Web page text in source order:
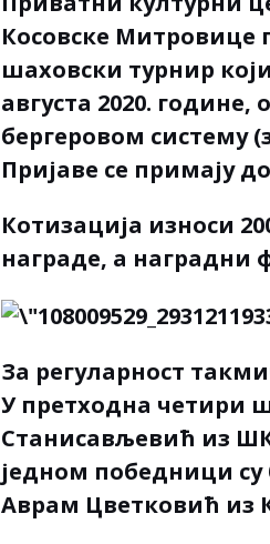
Косовске Митровице
шаховски турнир
августа 2020.
бергеровом систему
Пријаве се примају
Котизација износи
награде, а наградни
За регуларност
У претходна четири
Станисављевић из ШК
једном победници
Аврам Цветковић из